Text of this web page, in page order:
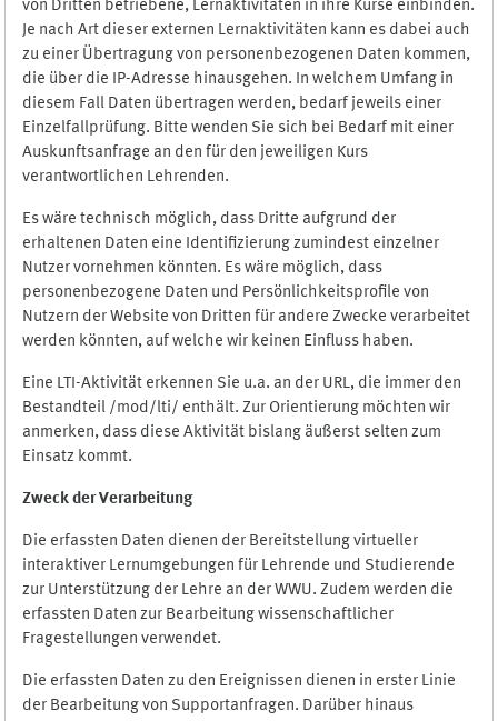
von Dritten betriebene, Lernaktivitäten in ihre Kurse einbinden.
Je nach Art dieser externen Lernaktivitäten kann es dabei auch
zu einer Übertragung von personenbezogenen Daten kommen,
die über die IP-Adresse hinausgehen. In welchem Umfang in
diesem Fall Daten übertragen werden, bedarf jeweils einer
Einzelfallprüfung. Bitte wenden Sie sich bei Bedarf mit einer
Auskunftsanfrage an den für den jeweiligen Kurs
verantwortlichen Lehrenden.
Es wäre technisch möglich, dass Dritte aufgrund der
erhaltenen Daten eine Identifizierung zumindest einzelner
Nutzer vornehmen könnten. Es wäre möglich, dass
personenbezogene Daten und Persönlichkeitsprofile von
Nutzern der Website von Dritten für andere Zwecke verarbeitet
werden könnten, auf welche wir keinen Einfluss haben.
Eine LTI-Aktivität erkennen Sie u.a. an der URL, die immer den
Bestandteil /mod/lti/ enthält. Zur Orientierung möchten wir
anmerken, dass diese Aktivität bislang äußerst selten zum
Einsatz kommt.
Zweck der Verarbeitung
Die erfassten Daten dienen der Bereitstellung virtueller
interaktiver Lernumgebungen für Lehrende und Studierende
zur Unterstützung der Lehre an der WWU. Zudem werden die
erfassten Daten zur Bearbeitung wissenschaftlicher
Fragestellungen verwendet.
Die erfassten Daten zu den Ereignissen dienen in erster Linie
der Bearbeitung von Supportanfragen. Darüber hinaus